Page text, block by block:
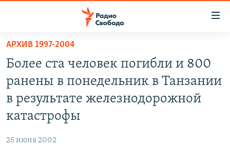
упрощенного
доступа
основному
содержанию
АВТОРСКИЕ ПРОЕКТЫ
ЦИТАТЫ СВОБОДЫ
АРХИВ 1997-2004
Более ста человек погибли и 800
ранены в понедельник в Танзании
в результате железнодорожной
катастрофы
25 июня 2002